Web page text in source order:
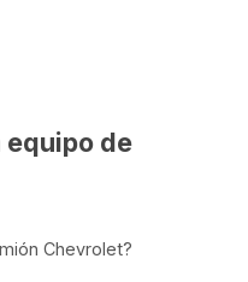
equipo de
Chevrolet?